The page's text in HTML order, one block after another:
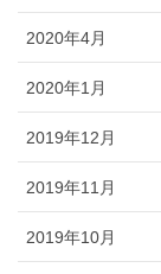
2020年4月
2020年1月
2019年12月
2019年11月
2019年10月